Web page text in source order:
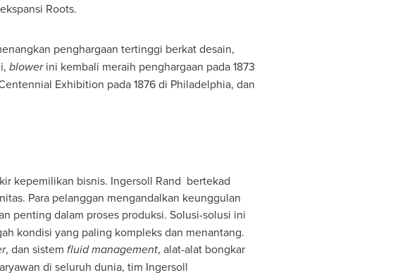
Roots.
penghargaan tertinggi berkat desain,
blowerini kembali meraih penghargaan pada 1873
Exhibition pada 1876 di Philadelphia, dan
kepemilikan bisnis. Ingersoll Rand bertekad
Para pelanggan mengandalkan keunggulan
penting dalam proses produksi. Solusi-solusi ini
kondisi yang paling kompleks dan menantang.
, dan sistem fluid management, alat-alat bongkar
di seluruh dunia, tim Ingersoll